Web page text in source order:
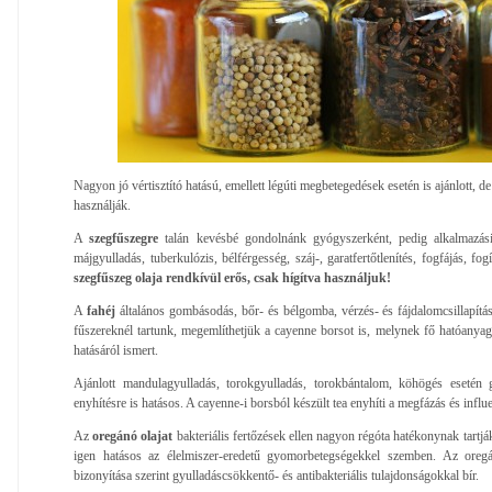
Nagyon jó vértisztító hatású, emellett légúti megbetegedések esetén is ajánlott,
használják.
Aszegfűszegre talán kevésbé gondolnánk gyógyszerként, pedig
májgyulladás, tuberkulózis, bélférgesség, száj-, garatfertőtlenítés, fogfájás,
szegfűszeg olaja rendkívül erős, csak hígítva használjuk!
A fahéj általános gombásodás, bőr- és bélgomba, vérzés- és
fűszereknél tartunk, megemlíthetjük a cayenne borsot is, melynek fő
hatásáról ismert.
Ajánlott mandulagyulladás, torokgyulladás, torokbántalom, köhögés esetén
enyhítésre is hatásos. A cayenne-i borsból készült tea enyhíti a megfázás és
Azoregánó olajat bakteriális fertőzések ellen nagyon régóta hatékonynak
igen hatásos az élelmiszer-eredetű gyomorbetegségekkel szemben. Az
bizonyítása szerint gyulladáscsökkentő- és antibakteriális tulajdonságokkal bír.